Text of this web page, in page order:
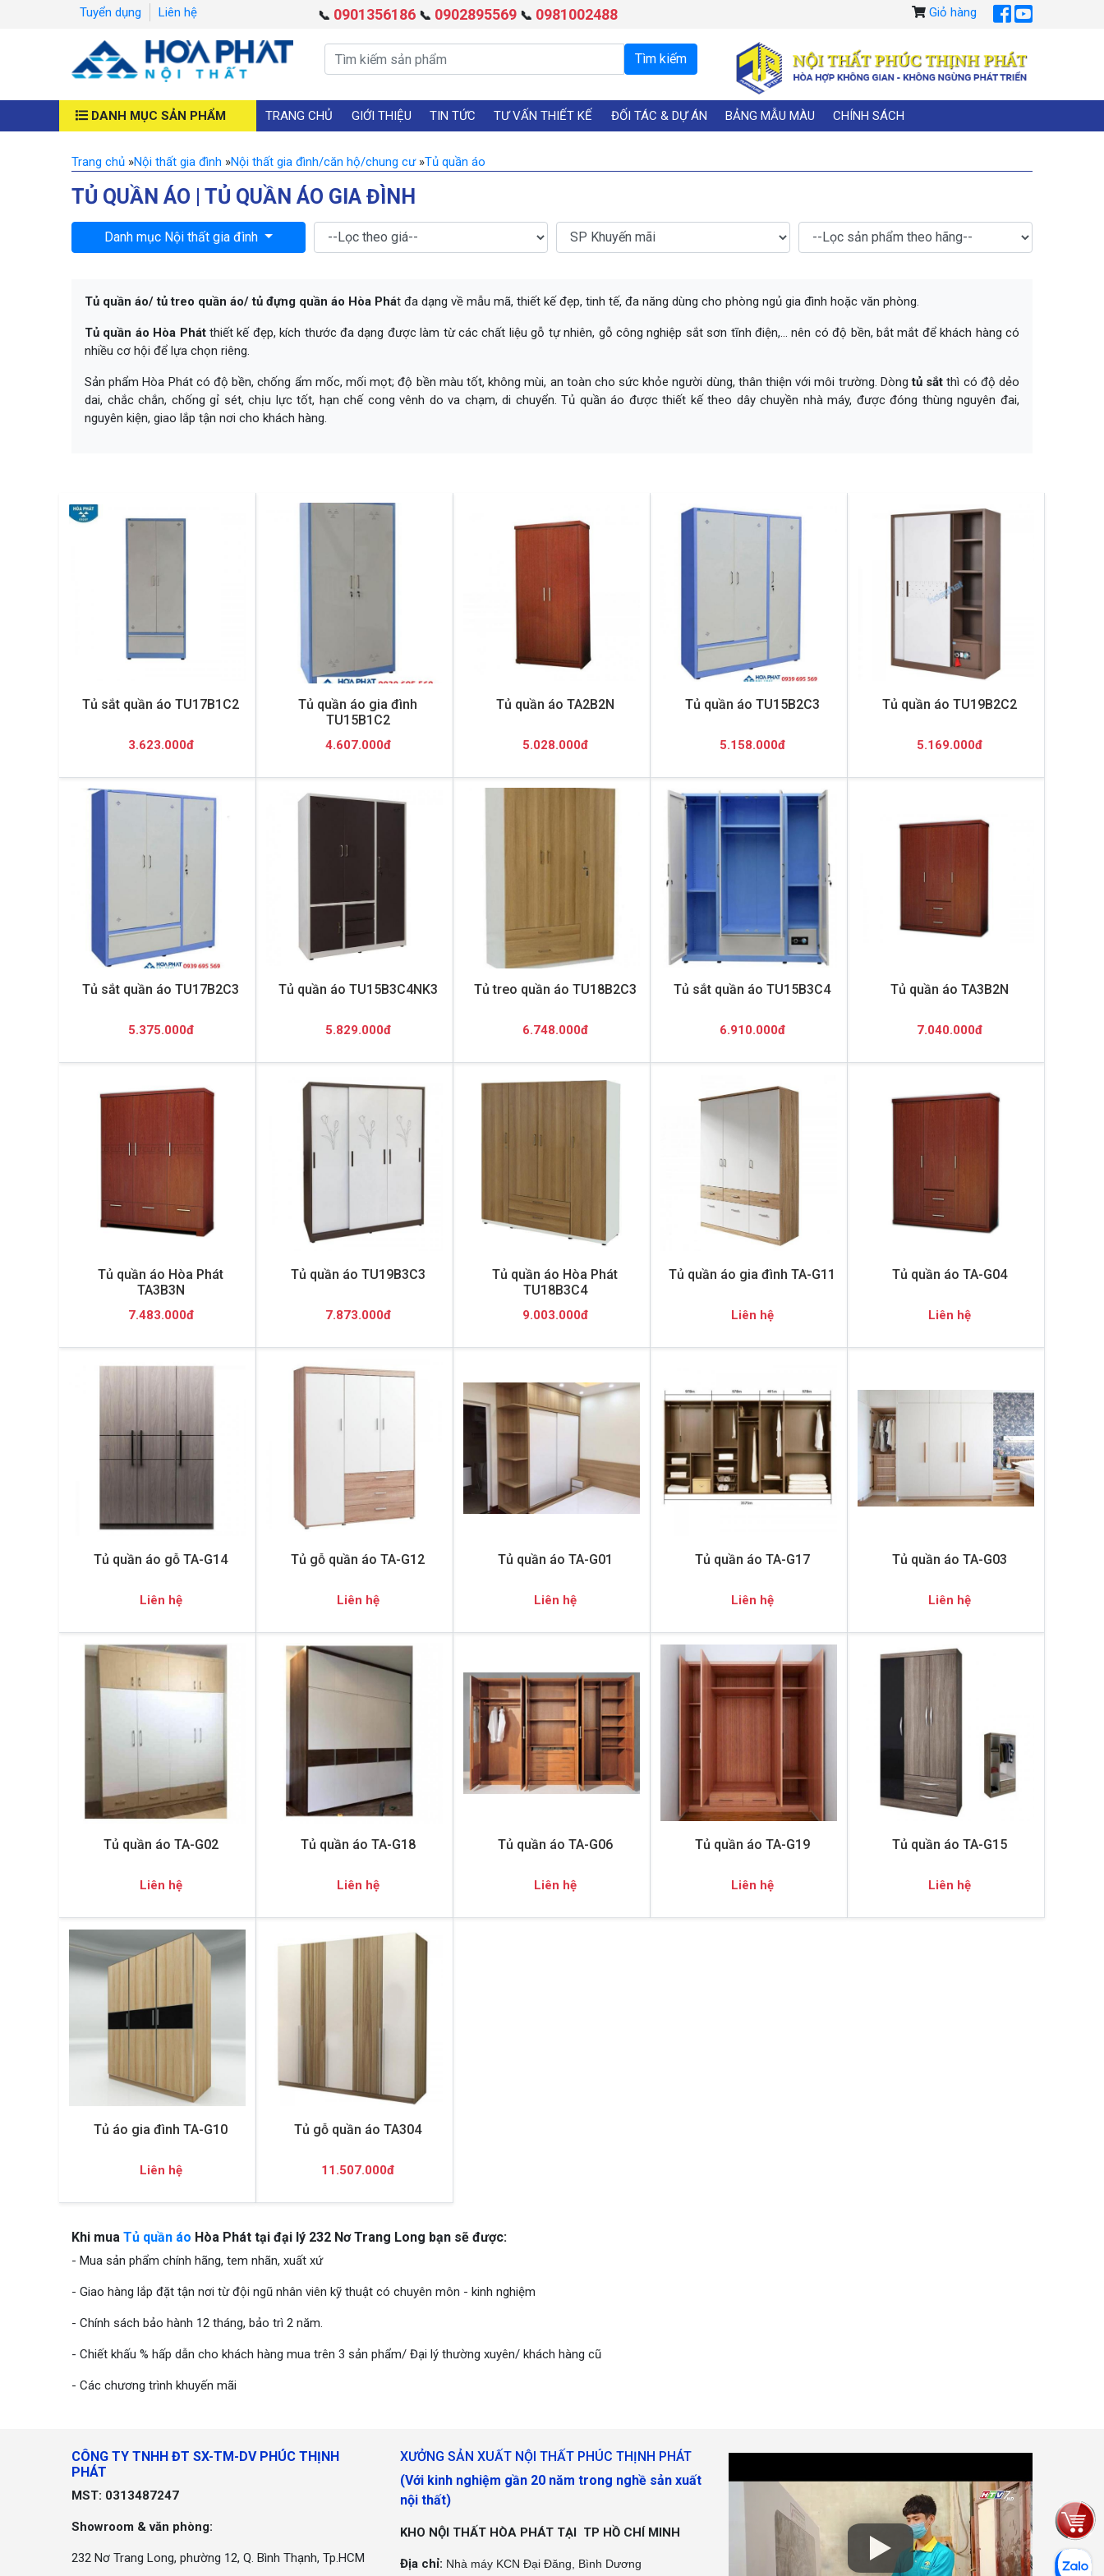
Tuyển dụng Liên hệ 📞 0901356186 📞 0902895569 📞 0981002488 Giỏ hàng
DANH MỤC SẢN PHẨM TRANG CHỦ GIỚI THIỆU TIN TỨC TƯ VẤN THIẾT KẾ ĐỐI TÁC & DỰ ÁN BẢNG MẪU MÀU CHÍNH SÁCH
Trang chủ »Nội thất gia đình »Nội thất gia đình/căn hộ/chung cư»Tủ quần áo
TỦ QUẦN ÁO | TỦ QUẦN ÁO GIA ĐÌNH
Danh mục Nội thất gia đình
Tủ quần áo/ tủ treo quần áo/ tủ đựng quần áo Hòa Phát đa dạng về mẫu mã, thiết kế đẹp, tinh tế, đa năng dùng cho phòng ngủ gia đình hoặc văn phòng.
Tủ quần áo Hòa Phátthiết kế đẹp, kích thước đa dạng được làm từ các chất liệu gỗ tự nhiên, gỗ công nghiệp sắt sơn tĩnh điện,... nên có độ bền, bắt mắt để khách hàng có
nhiều cơ hội để lựa chọn riêng.
Sản phẩm Hòa Phát có độ bền, chống ẩm mốc, mối mọt; độ bền màu tốt, không mùi, an toàn cho sức khỏe người dùng, thân thiện với môi trường. Dòngtủ sắt thì có độ dẻo
dai, chắc chắn, chống gỉ sét, chịu lực tốt, hạn chế cong vênh do va chạm, di chuyển. Tủ quần áo được thiết kế theo dây chuyền nhà máy, được đóng thùng nguyên đai,
nguyên kiện, giao lắp tận nơi cho khách hàng.
Tủ sắt quần áo TU17B1C2
3.623.000đ
Tủ quần áo gia đình
TU15B1C2
4.607.000đ
Tủ quần áo TA2B2N
5.028.000đ
Tủ quần áo TU15B2C3
5.158.000đ
Tủ quần áo TU19B2C2
5.169.000đ
Tủ sắt quần áo TU17B2C3
5.375.000đ
Tủ quần áo TU15B3C4NK3
5.829.000đ
Tủ treo quần áo TU18B2C3
6.748.000đ
Tủ sắt quần áo TU15B3C4
6.910.000đ
Tủ quần áo TA3B2N
7.040.000đ
Tủ quần áo Hòa Phát
TA3B3N
7.483.000đ
Tủ quần áo TU19B3C3
7.873.000đ
Tủ quần áo Hòa Phát
TU18B3C4
9.003.000đ
Tủ quần áo gia đình TA-G11
Liên hệ
Tủ quần áo TA-G04
Liên hệ
Tủ quần áo gỗ TA-G14
Liên hệ
Tủ gỗ quần áo TA-G12
Liên hệ
Tủ quần áo TA-G01
Liên hệ
Tủ quần áo TA-G17
Liên hệ
Tủ quần áo TA-G03
Liên hệ
Tủ quần áo TA-G02
Liên hệ
Tủ quần áo TA-G18
Liên hệ
Tủ quần áo TA-G06
Liên hệ
Tủ quần áo TA-G19
Liên hệ
Tủ quần áo TA-G15
Liên hệ
Tủ áo gia đình TA-G10
Liên hệ
Tủ gỗ quần áo TA304
11.507.000đ
Khi mua Tủ quần áo Hòa Phát tại đại lý 232 Nơ Trang Long bạn sẽ được:
- Mua sản phẩm chính hãng, tem nhãn, xuất xứ
- Giao hàng lắp đặt tận nơi từ đội ngũ nhân viên kỹ thuật có chuyên môn - kinh nghiệm
- Chính sách bảo hành 12 tháng, bảo trì 2 năm.
- Chiết khấu % hấp dẫn cho khách hàng mua trên 3 sản phẩm/ Đại lý thường xuyên/ khách hàng cũ
- Các chương trình khuyến mãi
CÔNG TY TNHH ĐT SX-TM-DV PHÚC THỊNH
PHÁT
MST: 0313487247
Showroom & văn phòng:
232 Nơ Trang Long, phường 12, Q. Bình Thạnh, Tp.HCM
XƯỞNG SẢN XUẤT NỘI THẤT PHÚC THỊNH PHÁT
(Với kinh nghiệm gần 20 năm trong nghề sản xuất
nội thất)
KHO NỘI THẤT HÒA PHÁT TẠI TP HỒ CHÍ MINH
Địa chỉ: Nhà máy KCN Đại Đăng, Bình Dương